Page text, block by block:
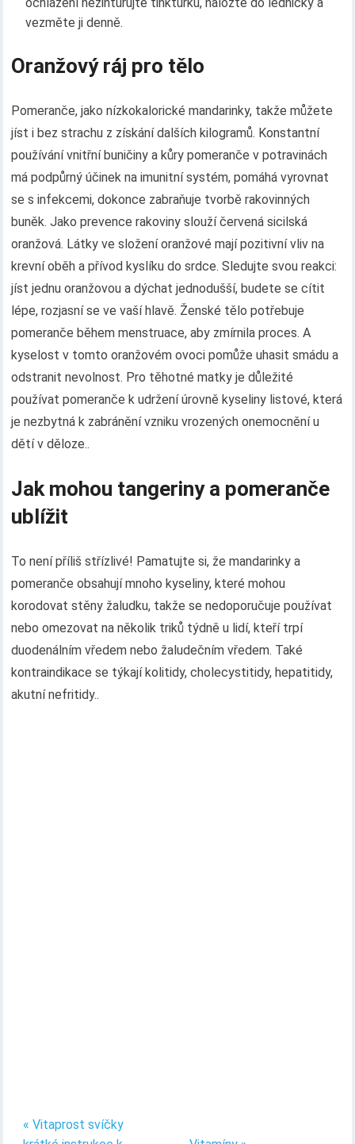
vezměte ji denně.
Oranžový ráj pro tělo
Pomeranče, jako nízkokalorické mandarinky, takže můžete
jíst i bez strachu z získání dalších kilogramů. Konstantní
používání vnitřní buničiny a kůry pomeranče v potravinách
má podpůrný účinek na imunitní systém, pomáhá vyrovnat
se s infekcemi, dokonce zabraňuje tvorbě rakovinných
buněk. Jako prevence rakoviny slouží červená sicilská
oranžová. Látky ve složení oranžové mají pozitivní vliv na
krevní oběh a přívod kyslíku do srdce. Sledujte svou reakci:
jíst jednu oranžovou a dýchat jednodušší, budete se cítit
lépe, rozjasní se ve vaší hlavě. Ženské tělo potřebuje
pomeranče během menstruace, aby zmírnila proces. A
kyselost v tomto oranžovém ovoci pomůže uhasit smádu a
odstranit nevolnost. Pro těhotné matky je důležité
používat pomeranče k udržení úrovně kyseliny listové, která
je nezbytná k zabránění vzniku vrozených onemocnění u
dětí v děloze..
Jak mohou tangeriny a pomeranče
ublížit
To není příliš střízlivé! Pamatujte si, že mandarinky a
pomeranče obsahují mnoho kyseliny, které mohou
korodovat stěny žaludku, takže se nedoporučuje používat
nebo omezovat na několik triků týdně u lidí, kteří trpí
duodenálním vředem nebo žaludečním vředem. Také
kontraindikace se týkají kolitidy, cholecystitidy, hepatitidy,
akutní nefritidy..
« Vitaprost svíčky